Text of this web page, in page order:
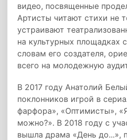
видео, посвященные
Артисты читают стихи не
устраивают
на культурных площадках
словам его создателя,
всего на молодежную
В 2017 году Анатолий
поклонников игрой в
фарфора», «Оптимисты»,
можно?». В 2018 году с
вышла драма «День до...»,